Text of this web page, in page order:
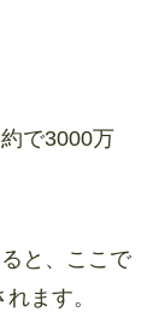
で3000万
と、ここで
ます。